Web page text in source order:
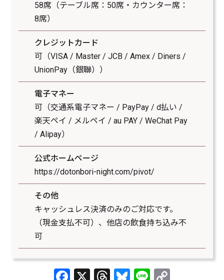
58席（テーブル席：50席・カウンター席：
8席）
クレジットカード
可（VISA / Master / JCB / Amex / Diners /
UnionPay（銀聯））
電子マネー
可（交通系電子マネー / PayPay / d払い /
楽天ペイ / メルペイ / au PAY / WeChat Pay
/ Alipay）
公式ホームページ
https://dotonbori-night.com/pivot/
その他
キャッシュレス決済のみのご対応です。
（現金支払不可）、他店の飲食持ち込み不
可